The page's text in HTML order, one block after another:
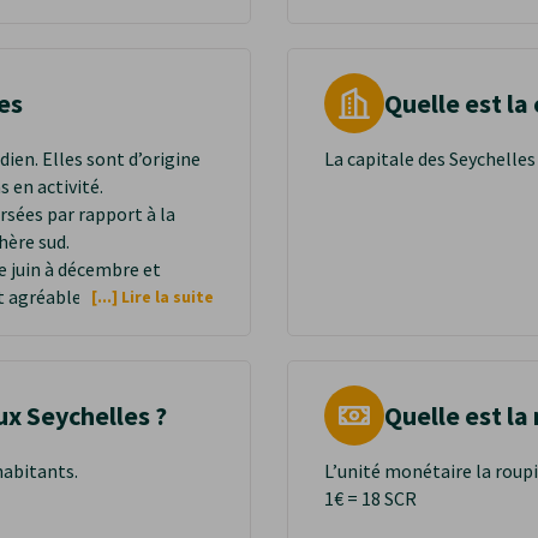
Elles sont d’origine
en activité.
par rapport à la
sud.
juin à décembre et
agréable et l'île peut
[...] Lire la suite
Quelle est la
La capitale des
Seychelles ? Quelle est la
L’unité monétaire la
1€ = 18 SCR